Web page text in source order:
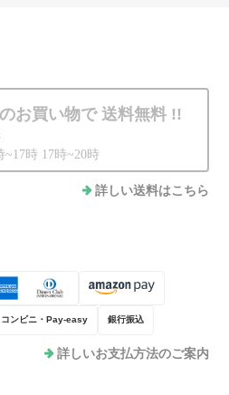
お買い物で 送料無料 !!
~17時 17時~20時
詳しい送料はこちら
コンビニ・Pay-easy 銀行振込
詳しいお支払方法のご案内